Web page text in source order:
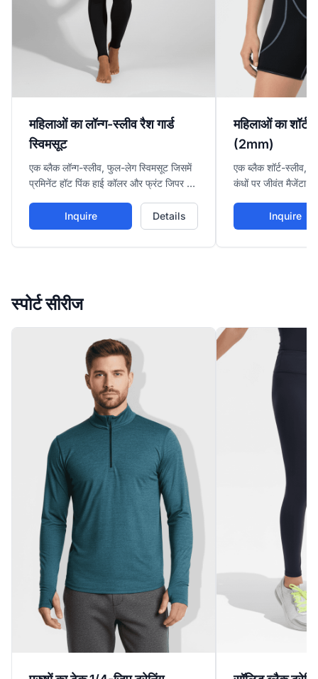
महिलाओं का लॉन्ग-स्लीव रैश गार्ड
स्विमसूट
एक ब्लैक लॉन्ग-स्लीव, फुल-लेग स्विमसूट जिसमें
प्रमिनेंट हॉट पिंक हाई कॉलर और फ्रंट जिपर है,
प्रोटेक्शन और फॉर्म-फिटिंग सिल्हूएट प्रदान करता
है।
Inquire Details
महिलाओं का शॉर्ट-
(2mm)
एक ब्लैक शॉर्ट-स्लीव,
कंधों पर जीवंत मैजेंटा
और वॉर्म वॉटर
Inquire
स्पोर्ट सीरीज